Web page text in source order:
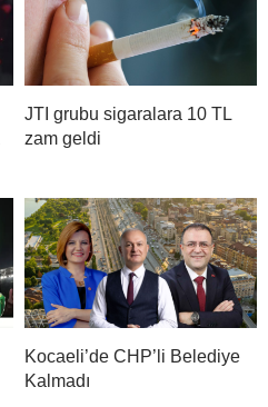
JTI grubu sigaralara 10 TL
zam geldi
Kocaeli’de CHP’li Belediye
Kalmadı